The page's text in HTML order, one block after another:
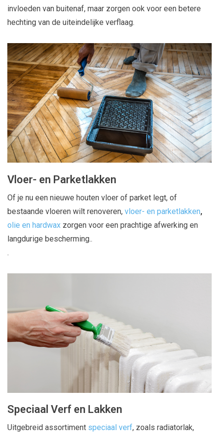
invloeden van buitenaf, maar zorgen ook voor een betere
hechting van de uiteindelijke verflaag.
Vloer- en Parketlakken
Of je nu een nieuwe houten vloer of parket legt, of
bestaande vloeren wilt renoveren, vloer- en parketlakken,
olie en hardwax zorgen voor een prachtige afwerking en
langdurige bescherming..
.
Speciaal Verf en Lakken
Uitgebreid assortiment speciaal verf, zoals radiatorlak,